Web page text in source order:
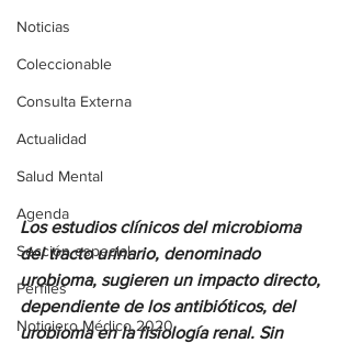
Noticias
Coleccionable
Consulta Externa
Actualidad
Salud Mental
Agenda
Sección especial
Perfiles
Noticiero Médico 2020
Los estudios clínicos del microbioma
del tracto urinario, denominado
urobioma, sugieren un impacto directo,
dependiente de los antibióticos, del
urobioma en la fisiología renal. Sin